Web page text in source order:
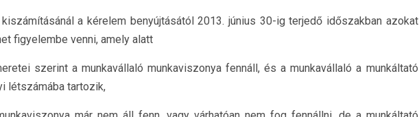
a kérelem benyújtásától 2013. június 30-ig terjedő időszakban azokat
figyelembe venni, amely alatt
szerint a munkavállaló munkaviszonya fennáll, és a munkavállaló a munkáltató
létszámába tartozik,